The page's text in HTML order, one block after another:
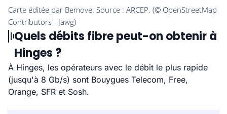
Quels débits fibre peut-on obtenir à
Hinges ?
À Hinges, les opérateurs avec le débit le plus rapide
(jusqu'à 8 Gb/s) sont Bouygues Telecom, Free,
Orange, SFR et Sosh.